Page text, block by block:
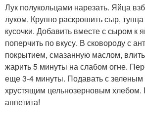
Лук полукольцами нарезать. Яйца
луком. Крупно раскрошить сыр,
кусочки. Добавить вместе с сыром к
поперчить по вкусу. В сковороду с
покрытием, смазанную маслом,
жарить 5 минуты на слабом огне.
еще 3-4 минуты. Подавать с зеленым
хрустящим цельнозерновым хлебом.
аппетита!